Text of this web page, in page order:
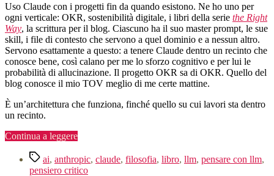
Uso Claude con i progetti fin da quando esistono. Ne ho uno per
ogni verticale: OKR, sostenibilità digitale, i libri della serie the Right
Way, la scrittura per il blog. Ciascuno ha il suo master prompt, le sue
skill, i file di contesto che servono a quel dominio e a nessun altro.
Servono esattamente a questo: a tenere Claude dentro un recinto che
conosce bene, così calano per me lo sforzo cognitivo e per lui le
probabilità di allucinazione. Il progetto OKR sa di OKR. Quello del
blog conosce il mio TOV meglio di me certe mattine.
È un’architettura che funziona, finché quello su cui lavori sta dentro
un recinto.
Continua a leggere“Project
per
LLM”
Tag ai, anthropic, claude, filosofia, libro, llm, pensare con llm,
pensiero critico